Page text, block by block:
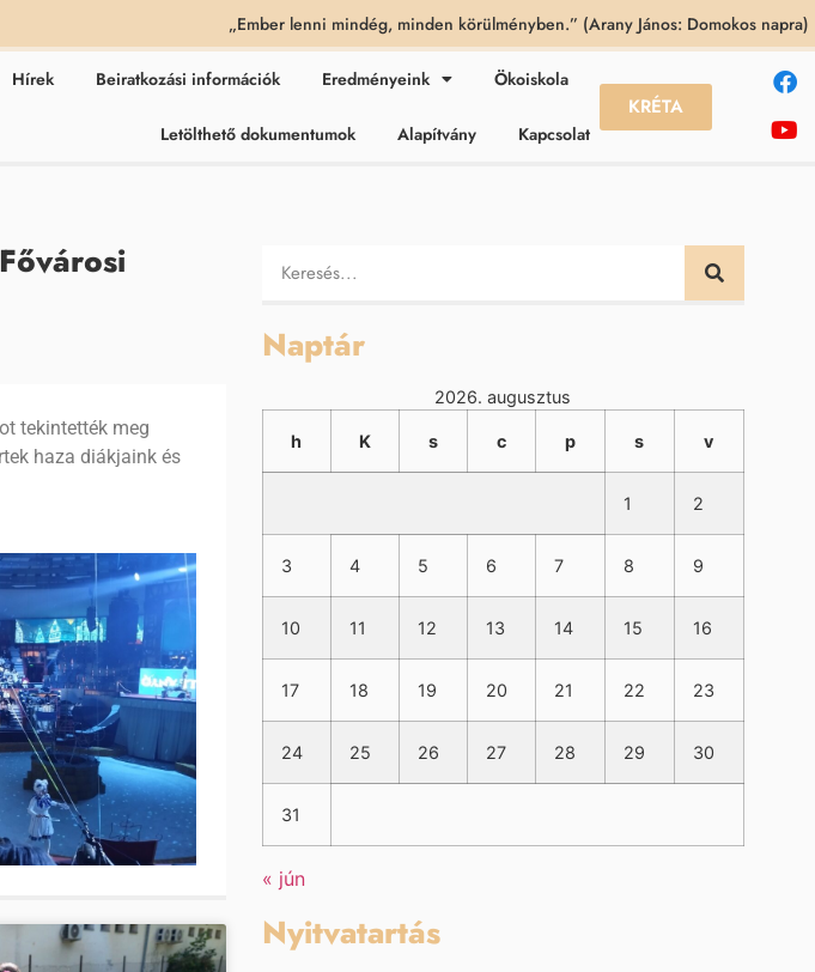
„Ember lenni mindég, minden körülményben.” (Arany János: Domokos napra)
Hírek Beiratkozási információk Eredményeink Ökoiskola
Letölthető dokumentumok Alapítvány Kapcsolat
KRÉTA
tekintették meg
haza diákjaink és
Naptár
2026. augusztus
h K s c p s v
1 2
3 4 5 6 7 8 9
10 11 12 13 14 15 16
17 18 19 20 21 22 23
24 25 26 27 28 29 30
31
« jún
Nyitvatartás